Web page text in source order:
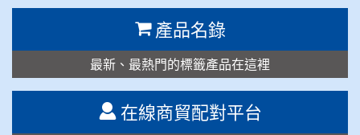
產品名錄
最新、最熱門的標籤產品在這裡
在線商貿配對平台